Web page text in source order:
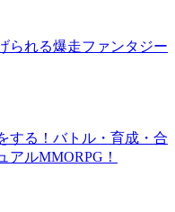
られる爆走ファンタジー
する！バトル・育成・合
アルMMORPG！